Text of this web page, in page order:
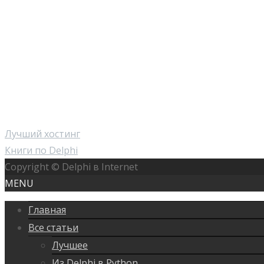
Лучший хостинг
Книги по Delphi
Copyright © Delphi в Internet
MENU
Главная
Все статьи
Лучшее